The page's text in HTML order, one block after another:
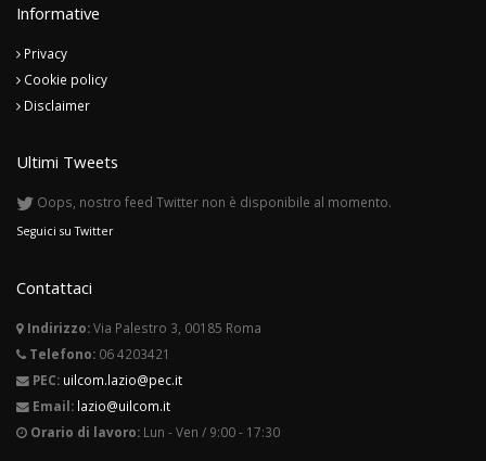
Informative
Privacy
Cookie policy
Disclaimer
Ultimi Tweets
Oops, nostro feed Twitter non è disponibile al momento.
Seguici su Twitter
Contattaci
Indirizzo:Via Palestro 3, 00185 Roma
Telefono: 06 4203421
PEC: uilcom.lazio@pec.it
Email: lazio@uilcom.it
Orario di lavoro: Lun - Ven / 9:00 - 17:30